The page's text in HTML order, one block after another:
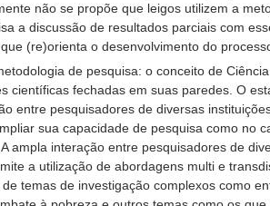
não se propõe que leigos utilizem a
a discussão de resultados parciais com
(re)orienta o desenvolvimento do
de pesquisa: o conceito de
científicas fechadas em suas paredes. O
entre pesquisadores de diversas
sua capacidade de pesquisa como no
ampla interação entre pesquisadores de
a utilização de abordagens multi e
temas de investigação complexos como